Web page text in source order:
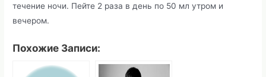
течение ночи. Пейте 2 раза в день по 50 мл утром и
вечером.
Похожие Записи: